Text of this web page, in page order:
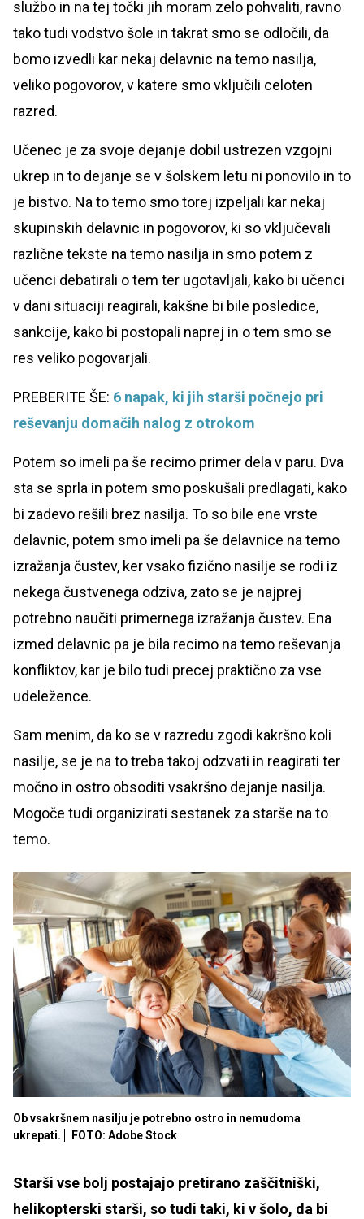
službo in na tej točki jih moram zelo pohvaliti, ravno
tako tudi vodstvo šole in takrat smo se odločili, da
bomo izvedli kar nekaj delavnic na temo nasilja,
veliko pogovorov, v katere smo vključili celoten
razred.
Učenec je za svoje dejanje dobil ustrezen vzgojni
ukrep in to dejanje se v šolskem letu ni ponovilo in to
je bistvo. Na to temo smo torej izpeljali kar nekaj
skupinskih delavnic in pogovorov, ki so vključevali
različne tekste na temo nasilja in smo potem z
učenci debatirali o tem ter ugotavljali, kako bi učenci
v dani situaciji reagirali, kakšne bi bile posledice,
sankcije, kako bi postopali naprej in o tem smo se
res veliko pogovarjali.
PREBERITE ŠE: 6 napak, ki jih starši počnejo pri
reševanju domačih nalog z otrokom
Potem so imeli pa še recimo primer dela v paru. Dva
sta se sprla in potem smo poskušali predlagati, kako
bi zadevo rešili brez nasilja. To so bile ene vrste
delavnic, potem smo imeli pa še delavnice na temo
izražanja čustev, ker vsako fizično nasilje se rodi iz
nekega čustvenega odziva, zato se je najprej
potrebno naučiti primernega izražanja čustev. Ena
izmed delavnic pa je bila recimo na temo reševanja
konfliktov, kar je bilo tudi precej praktično za vse
udeležence.
Sam menim, da ko se v razredu zgodi kakršno koli
nasilje, se je na to treba takoj odzvati in reagirati ter
močno in ostro obsoditi vsakršno dejanje nasilja.
Mogoče tudi organizirati sestanek za starše na to
temo.
Ob vsakršnem nasilju je potrebno ostro in nemudoma
ukrepati.
FOTO: Adobe Stock
Starši vse bolj postajajo pretirano zaščitniški,
helikopterski starši, so tudi taki, ki v šolo, da bi